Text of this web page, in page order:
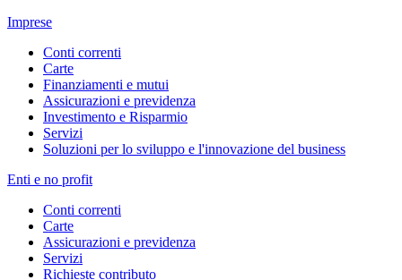
Imprese
Conti correnti
Carte
Finanziamenti e mutui
Assicurazioni e previdenza
Investimento e Risparmio
Servizi
Soluzioni per lo sviluppo e l'innovazione del business
Enti e no profit
Conti correnti
Carte
Assicurazioni e previdenza
Servizi
Richieste contributo